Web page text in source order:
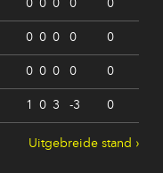
0 0 0 0 0
0 0 0 0 0
0 0 0 0 0
1 0 3 -3 0
Uitgebreide stand